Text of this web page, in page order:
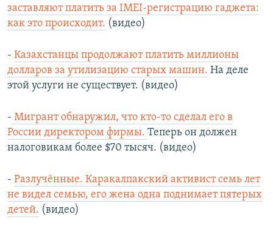
заставляют платить за IMEI-регистрацию гаджета:
как это происходит. (видео)
- Казахстанцы продолжают платить миллионы
долларов за утилизацию старых машин. На деле
этой услуги не существует. (видео)
- Мигрант обнаружил, что кто-то сделал его в
России директором фирмы. Теперь он должен
налоговикам более $70 тысяч. (видео)
- Разлучённые. Каракалпакский активист семь лет
не видел семью, его жена одна поднимает пятерых
детей. (видео)